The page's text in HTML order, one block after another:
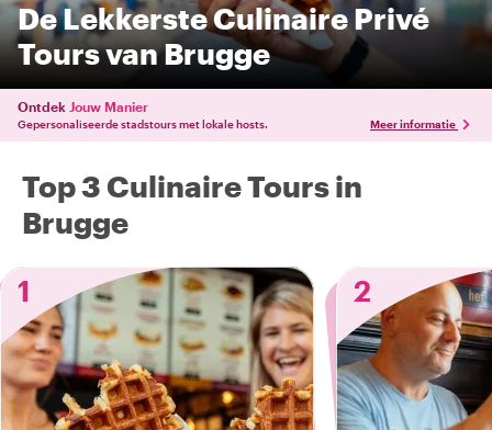
De Lekkerste Culinaire Privé
Tours van Brugge
Ontdek Jouw Manier
Gepersonaliseerde stadstours met lokale hosts. Meer informatie
Top 3 Culinaire Tours in
Brugge
1
2